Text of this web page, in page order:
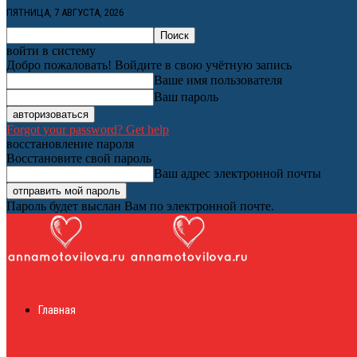
ПЯТНИЦА, 7 АВГУСТА, 2026
войти в систему
Добро пожаловать! Войдите в свою учётную запись
Ваше имя пользователя
Ваш пароль
Forgot your password? Get help
восстановление пароля
Восстановите свой пароль
Ваш адрес электронной почты
Пароль будет выслан Вам по электронной почте.
Главная